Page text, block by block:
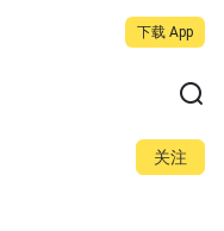
下载 App
关注